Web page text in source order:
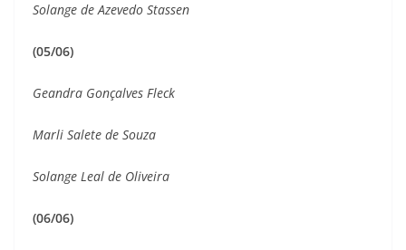
Solange de Azevedo Stassen
(05/06)
Geandra Gonçalves Fleck
Marli Salete de Souza
Solange Leal de Oliveira
(06/06)